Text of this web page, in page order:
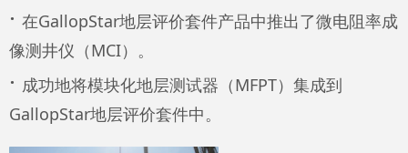
· 在GallopStar地层评价套件产品中推出了微电阻率成
像测井仪（MCI）。
· 成功地将模块化地层测试器（MFPT）集成到
GallopStar地层评价套件中。